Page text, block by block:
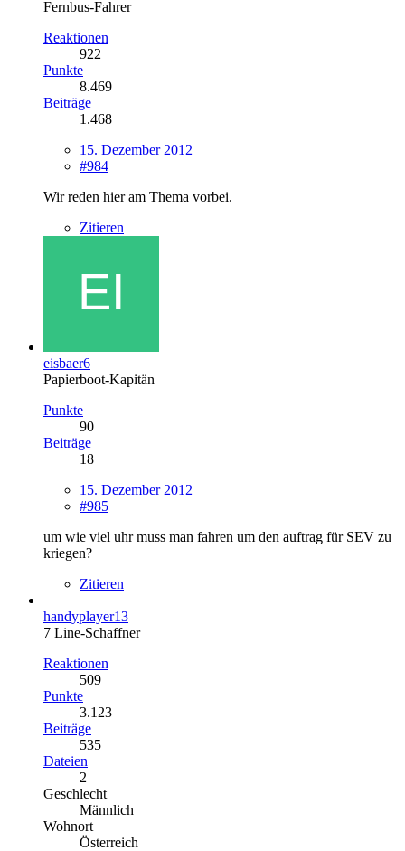
Fernbus-Fahrer
Reaktionen
922
Punkte
8.469
Beiträge
1.468
15. Dezember 2012
#984
Wir reden hier am Thema vorbei.
Zitieren
eisbaer6
Papierboot-Kapitän
Punkte
90
Beiträge
18
15. Dezember 2012
#985
um wie viel uhr muss man fahren um den auftrag für SEV zu
kriegen?
Zitieren
handyplayer13
7 Line-Schaffner
Reaktionen
509
Punkte
3.123
Beiträge
535
Dateien
2
Geschlecht
Männlich
Wohnort
Österreich